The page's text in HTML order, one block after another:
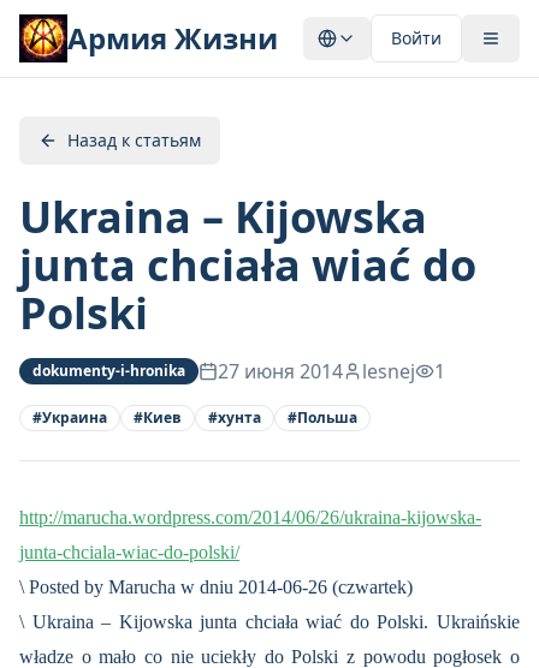
Армия Жизни Войти
Назад к статьям
Ukraina – Kijowska
junta chciała wiać do
Polski
dokumenty-i-hronika 27 июня 2014 lesnej 1
#Украина #Киев #хунта #Польша
http://marucha.wordpress.com/2014/06/26/ukraina-kijowska-
junta-chciala-wiac-do-polski/
\ Posted by Marucha w dniu 2014-06-26 (czwartek)
\ Ukraina – Kijowska junta chciała wiać do Polski. Ukraińskie
władze o mało co nie uciekły do Polski z powodu pogłosek o